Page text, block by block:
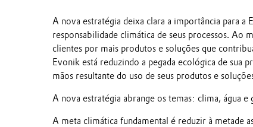
A nova estratégia deixa clara a importância para
responsabilidade climática de seus processos. Ao
clientes por mais produtos e soluções que
Evonik está reduzindo a pegada ecológica de sua
mãos resultante do uso de seus produtos e
A nova estratégia abrange os temas: clima, água
A meta climática fundamental é reduzir à metade